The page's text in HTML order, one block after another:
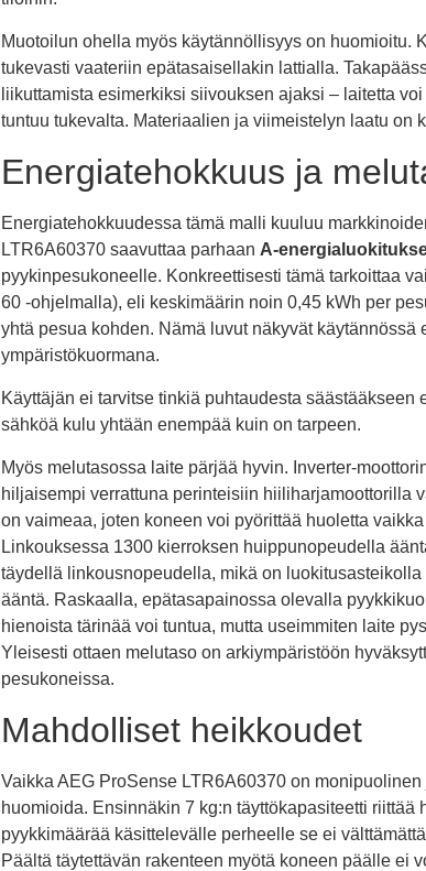
Muotoilun ohella myös käytännöllisyys on huomioitu.
tukevasti vaateriin epätasaisellakin lattialla.
liikuttamista esimerkiksi siivouksen ajaksi – laitetta
tuntuu tukevalta. Materiaalien ja viimeistelyn laatu on
Energiatehokkuus ja
Energiatehokkuudessa tämä malli kuuluu
LTR6A60370 saavuttaa parhaan A-
pyykinpesukoneelle. Konkreettisesti tämä tarkoittaa
60 -ohjelmalla), eli keskimäärin noin 0,45 kWh per
yhtä pesua kohden. Nämä luvut näkyvät
ympäristökuormana.
Käyttäjän ei tarvitse tinkiä puhtaudesta
sähköä kulu yhtään enempää kuin on tarpeen.
Myös melutasossa laite pärjää hyvin. Inverter-
hiljaisempi verrattuna perinteisiin hiiliharjamoottorilla
on vaimeaa, joten koneen voi pyörittää huoletta
Linkouksessa 1300 kierroksen huippunopeudella
täydellä linkousnopeudella, mikä on
ääntä. Raskaalla, epätasapainossa olevalla
hienoista tärinää voi tuntua, mutta useimmiten laite
Yleisesti ottaen melutaso on arkiympäristöön
pesukoneissa.
Mahdolliset heikkoudet
Vaikka AEG ProSense LTR6A60370 on
huomioida. Ensinnäkin 7 kg:n täyttökapasiteetti
pyykkimäärää käsittelevälle perheelle se ei
Päältä täytettävän rakenteen myötä koneen päälle ei